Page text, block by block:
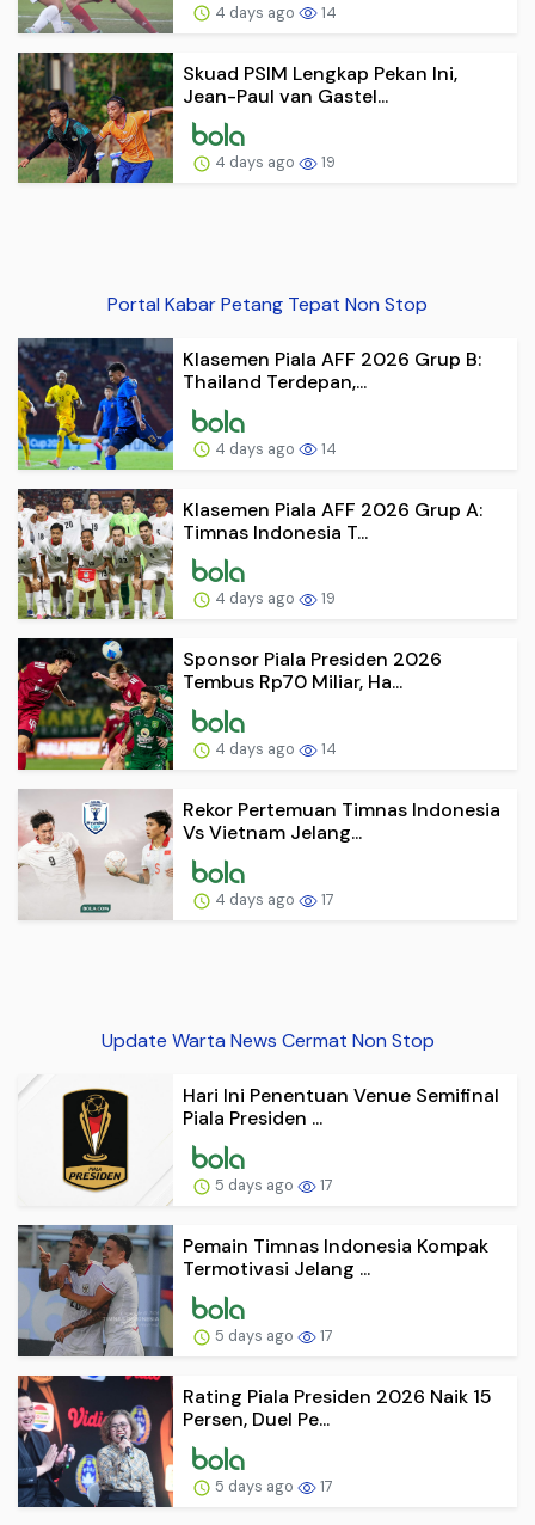
4 days ago 14
Skuad PSIM Lengkap Pekan Ini,
Jean-Paul van Gastel...
4 days ago 19
Portal Kabar Petang Tepat Non Stop
Klasemen Piala AFF 2026 Grup B:
Thailand Terdepan,...
4 days ago 14
Klasemen Piala AFF 2026 Grup A:
Timnas Indonesia T...
4 days ago 19
Sponsor Piala Presiden 2026
Tembus Rp70 Miliar, Ha...
4 days ago 14
Rekor Pertemuan Timnas Indonesia
Vs Vietnam Jelang...
4 days ago 17
Update Warta News Cermat Non Stop
Hari Ini Penentuan Venue Semifinal
Piala Presiden ...
5 days ago 17
Pemain Timnas Indonesia Kompak
Termotivasi Jelang ...
5 days ago 17
Rating Piala Presiden 2026 Naik 15
Persen, Duel Pe...
5 days ago 17